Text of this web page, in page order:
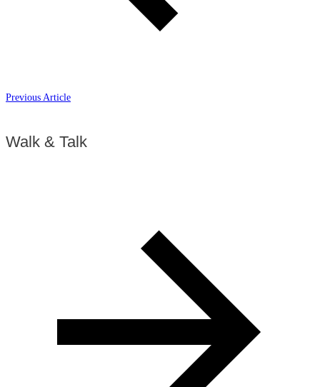
Previous Article
Walk & Talk